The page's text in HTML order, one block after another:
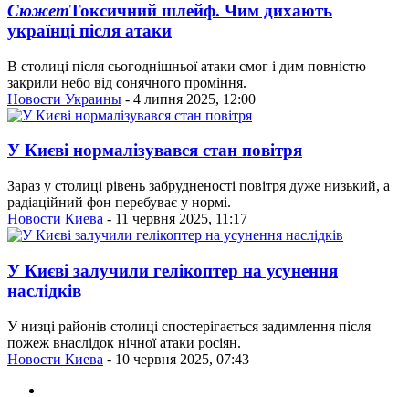
СюжетТоксичний шлейф. Чим дихають
українці після атаки
В столиці після сьогоднішньої атаки смог і дим повністю
закрили небо від сонячного проміння.
Новости Украины - 4 липня 2025, 12:00
У Києві нормалізувався стан повітря
Зараз у столиці рівень забрудненості повітря дуже низький, а
радіаційний фон перебуває у нормі.
Новости Киева - 11 червня 2025, 11:17
У Києві залучили гелікоптер на усунення
наслідків
У низці районів столиці спостерігається задимлення після
пожеж внаслідок нічної атаки росіян.
Новости Киева - 10 червня 2025, 07:43